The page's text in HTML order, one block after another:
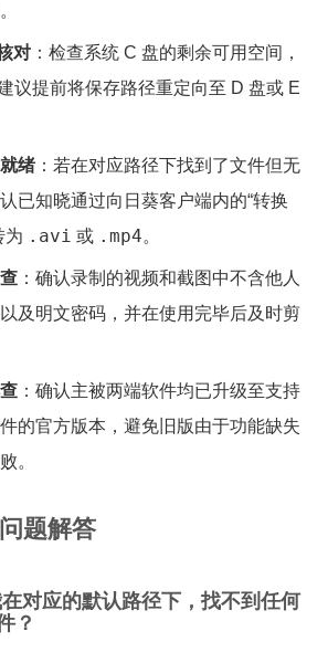
对 ：检查系统 C 盘的剩余可用空间，
议提前将保存路径重定向至 D 盘或 E
绪 ：若在对应路径下找到了文件但无
已知晓通过向日葵客户端内的“转换
为 .avi 或 .mp4。
：确认录制的视频和截图中不含他人
及明文密码，并在使用完毕后及时剪
：确认主被两端软件均已升级至支持
的官方版本，避免旧版由于功能缺失
。
题解答
对应的默认路径下，找不到任何
？